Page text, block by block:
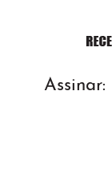
Assinar: